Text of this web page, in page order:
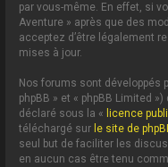
par vous-même. En effet, si
Aventure » après que des
acceptez d’être légalement
mises à jour.
Nos forums sont développés
phpBB » et « phpBB Limited
déclaré sous la « licence
téléchargé sur le site de
seul but de faciliter les
en aucun cas être tenu